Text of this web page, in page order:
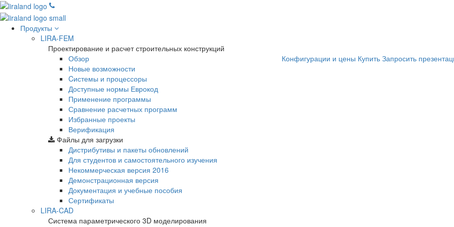
Продукты
LIRA-FEM
Проектирование и расчет строительных конструкций
Обзор
Новые возможности
Cистемы и процессоры
Доступные нормы Еврокод
Применение программы
Сравнение расчетных программ
Избранные проекты
Верификация
Конфигурации и цены Купить Запросить
Файлы для загрузки
Дистрибутивы и пакеты обновлений
Для студентов и самостоятельного изучения
Некоммерческая версия 2016
Демонстрационная версия
Документация и учебные пособия
Сертификаты
LIRA-CAD
Система параметрического 3D моделирования